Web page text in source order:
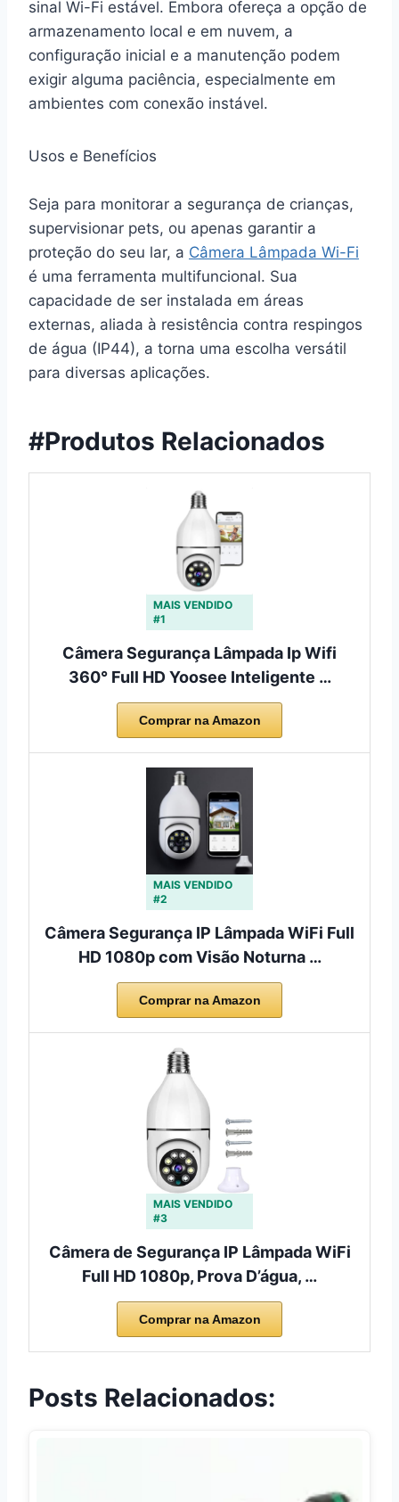
sinal Wi-Fi estável. Embora ofereça a opção de
armazenamento local e em nuvem, a
configuração inicial e a manutenção podem
exigir alguma paciência, especialmente em
ambientes com conexão instável.
Usos e Benefícios
Seja para monitorar a segurança de crianças,
supervisionar pets, ou apenas garantir a
proteção do seu lar, a Câmera Lâmpada Wi-Fi
é uma ferramenta multifuncional. Sua
capacidade de ser instalada em áreas
externas, aliada à resistência contra respingos
de água (IP44), a torna uma escolha versátil
para diversas aplicações.
#Produtos Relacionados
MAIS VENDIDO
#1
Câmera Segurança Lâmpada Ip Wifi
360° Full HD Yoosee Inteligente …
Comprar na Amazon
MAIS VENDIDO
#2
Câmera Segurança IP Lâmpada WiFi Full
HD 1080p com Visão Noturna …
Comprar na Amazon
MAIS VENDIDO
#3
Câmera de Segurança IP Lâmpada WiFi
Full HD 1080p, Prova D’água, …
Comprar na Amazon
Posts Relacionados: